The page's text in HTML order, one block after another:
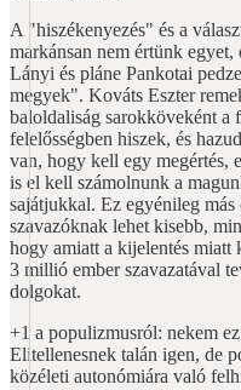
A "hiszékenyezés" és a
markánsan nem értünk
Lányi és pláne Pankotai
megyek". Kováts Eszter
baloldaliság sarokköveként a
felelősségben hiszek, és
van, hogy kell egy megértés,
is el kell számolnunk a
sajátjukkal. Ez egyénileg
szavazóknak lehet kisebb,
hogy amiatt a kijelentés miatt
3 millió ember szavazatával
dolgokat.
+1 a populizmusról: nekem
Elitellenesnek talán igen, de
közéleti autonómiára való